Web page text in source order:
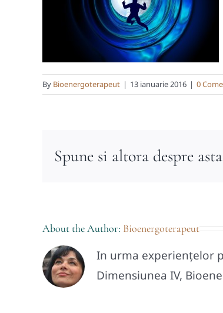
By Bioenergoterapeut | 13 ianuarie 2016 | 0
Spune si altora despre
About the Author: Bioenergoterapeut
In urma experiențelor
Dimensiunea IV,